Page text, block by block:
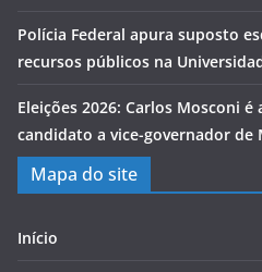
Polícia Federal apura suposto
recursos públicos na
Eleições 2026: Carlos Mosconi
candidato a vice-governador de
Mapa do site
Início